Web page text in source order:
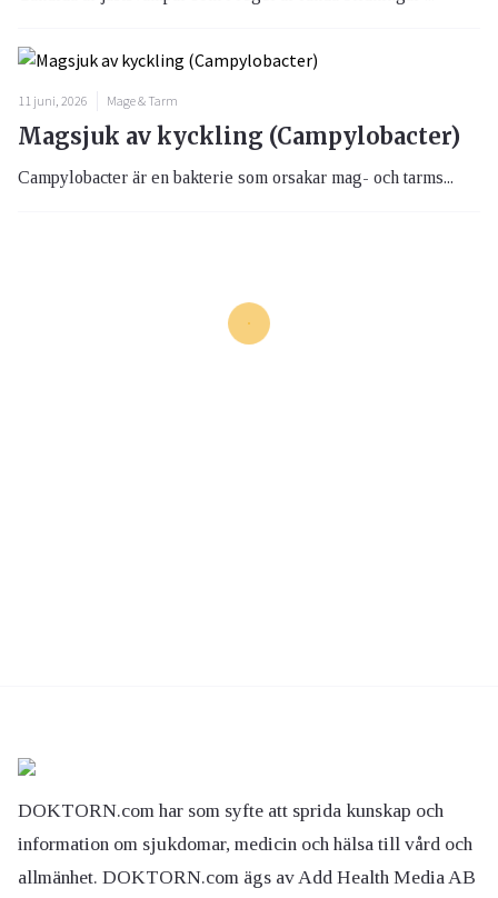
11 juni, 2026 Mage & Tarm
Magsjuk av kyckling (Campylobacter)
Campylobacter är en bakterie som orsakar mag- och tarms...
DOKTORN.com har som syfte att sprida kunskap och
information om sjukdomar, medicin och hälsa till vård och
allmänhet. DOKTORN.com ägs av Add Health Media AB